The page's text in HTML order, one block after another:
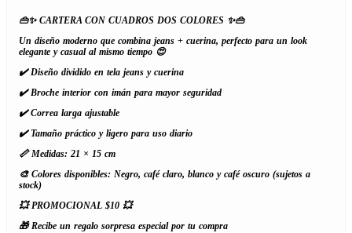
👜✨ CARTERA CON CUADROS DOS COLORES ✨👜
Un diseño moderno que combina jeans + cuerina, perfecto para un look
elegante y casual al mismo tiempo 😍
✔️ Diseño dividido en tela jeans y cuerina
✔️ Broche interior con imán para mayor seguridad
✔️ Correa larga ajustable
✔️ Tamaño práctico y ligero para uso diario
📏 Medidas: 21 × 15 cm
🎨 Colores disponibles: Negro, café claro, blanco y café oscuro (sujetos a
stock)
💥 PROMOCIONAL $10 💥
🎁 Recibe un regalo sorpresa especial por tu compra